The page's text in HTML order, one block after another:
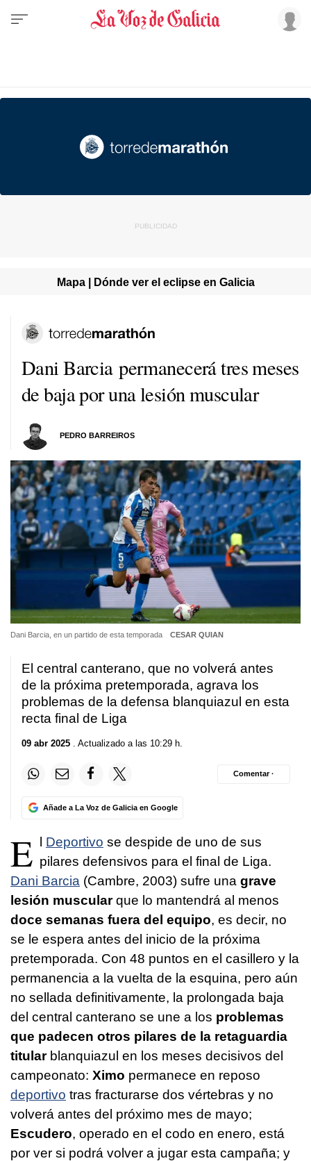
Mapa | Dónde ver el eclipse en Galicia
Dani Barcia permanecerá tres meses
de baja por una lesión muscular
PEDRO BARREIROS
Dani Barcia, en un partido de esta temporada CESAR QUIAN
El central canterano, que no volverá antes
de la próxima pretemporada, agrava los
problemas de la defensa blanquiazul en esta
recta final de Liga
09 abr 2025 . Actualizado a las 10:29 h.
Añade a La Voz de Galicia en Google
Comentar ·
E l Deportivo se despide de uno de sus
pilares defensivos para el final de Liga.
Dani Barcia (Cambre, 2003) sufre una grave
lesión muscularque lo mantendrá al menos
doce semanas fuera del equipo, es decir, no
se le espera antes del inicio de la próxima
pretemporada. Con 48 puntos en el casillero y la
permanencia a la vuelta de la esquina, pero aún
no sellada definitivamente, la prolongada baja
del central canterano se une a los problemas
que padecen otros pilares de la retaguardia
titularblanquiazul en los meses decisivos del
campeonato: Ximo permanece en reposo
deportivo tras fracturarse dos vértebras y no
volverá antes del próximo mes de mayo;
Escudero, operado en el codo en enero, está
por ver si podrá volver a jugar esta campaña; y